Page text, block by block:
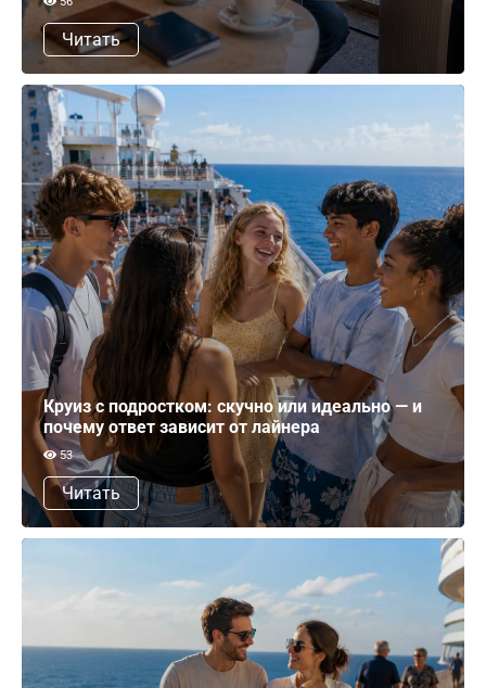
Читать
Круиз с подростком: скучно или идеально — и
почему ответ зависит от лайнера
53
Читать